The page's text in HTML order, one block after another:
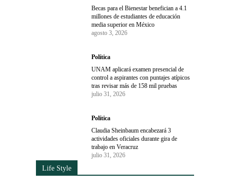
Becas para el Bienestar benefician a 4.1
millones de estudiantes de educación
media superior en México
agosto 3, 2026
Política
UNAM aplicará examen presencial de
control a aspirantes con puntajes atípicos
tras revisar más de 158 mil pruebas
julio 31, 2026
Política
Claudia Sheinbaum encabezará 3
actividades oficiales durante gira de
trabajo en Veracruz
julio 31, 2026
Life Style